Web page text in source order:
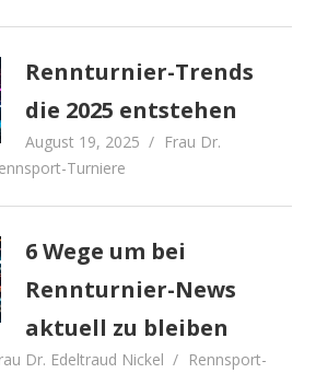
Rennturnier-Trends
die 2025 entstehen
August 19, 2025
Frau Dr.
Turniere
6 Wege um bei
Rennturnier-News
aktuell zu bleiben
Dr. Edeltraud Nickel
Rennsport-